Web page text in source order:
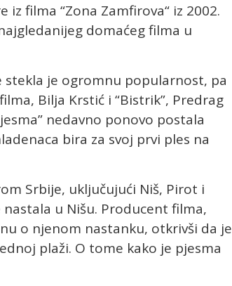
filma “Zona Zamfirova“ iz 2002.
domaćeg filma u
stekla je ogromnu popularnost, pa
Bilja Krstić i “Bistrik”, Predrag
nedavno ponovo postala
bira za svoj prvi ples na
Srbije, uključujući Niš, Pirot i
u Nišu. Producent filma,
o njenom nastanku, otkrivši da je
plaži. O tome kako je pjesma